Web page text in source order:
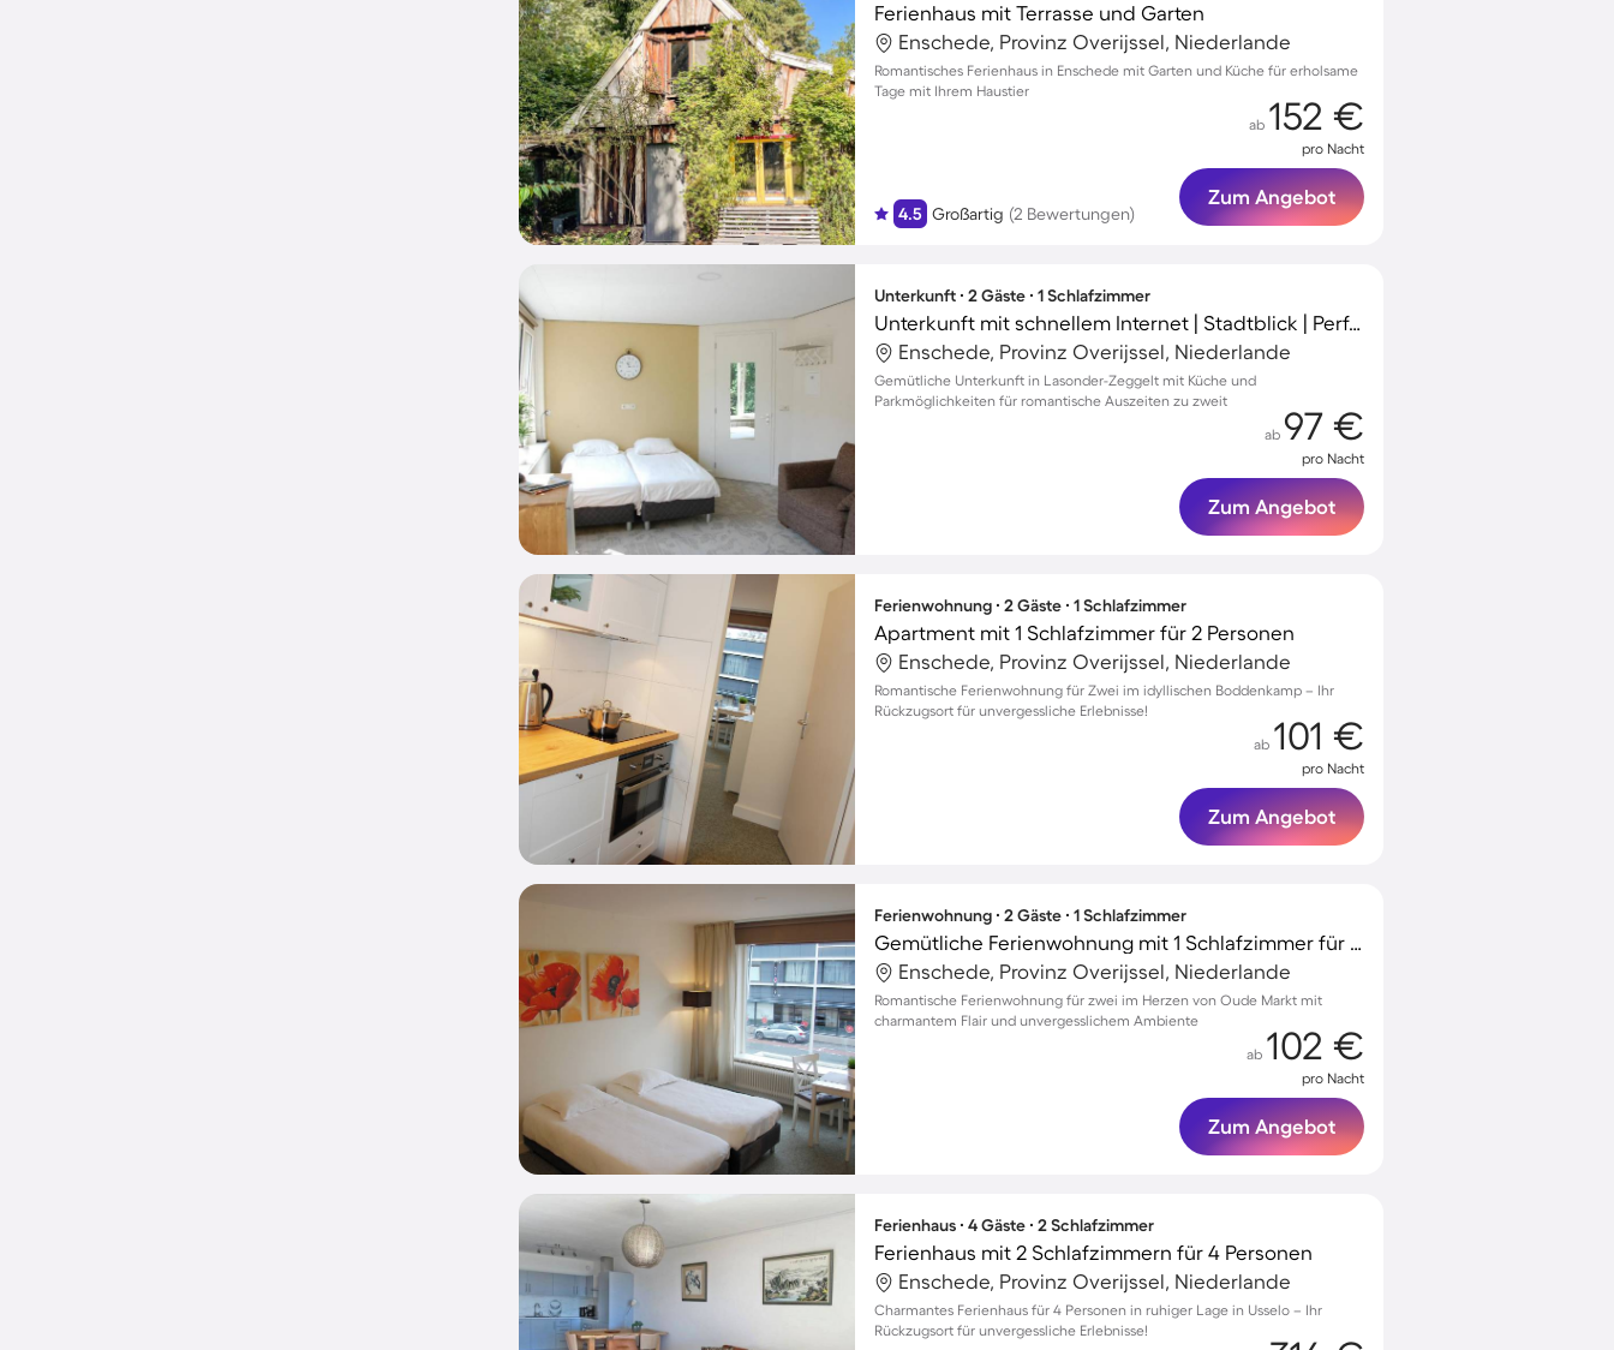
Ferienhaus mit Terrasse und Garten
Enschede, Provinz Overijssel, Niederlande
Romantisches Ferienhaus in Enschede mit Garten und Küche für erholsame
Tage mit Ihrem Haustier
4.5 Großartig (2 Bewertungen)
ab 152 €
pro Nacht
Zum Angebot
Unterkunft ∙ 2 Gäste ∙ 1 Schlafzimmer
Unterkunft mit schnellem Internet | Stadtblick | Perfekt für die Arbeit von Zuhause
Enschede, Provinz Overijssel, Niederlande
Gemütliche Unterkunft in Lasonder-Zeggelt mit Küche und
Parkmöglichkeiten für romantische Auszeiten zu zweit
ab 97 €
pro Nacht
Zum Angebot
Ferienwohnung ∙ 2 Gäste ∙ 1 Schlafzimmer
Apartment mit 1 Schlafzimmer für 2 Personen
Enschede, Provinz Overijssel, Niederlande
Romantische Ferienwohnung für Zwei im idyllischen Boddenkamp – Ihr
Rückzugsort für unvergessliche Erlebnisse!
ab 101 €
pro Nacht
Zum Angebot
Ferienwohnung ∙ 2 Gäste ∙ 1 Schlafzimmer
Gemütliche Ferienwohnung mit 1 Schlafzimmer für 2 Personen
Enschede, Provinz Overijssel, Niederlande
Romantische Ferienwohnung für zwei im Herzen von Oude Markt mit
charmantem Flair und unvergesslichem Ambiente
ab 102 €
pro Nacht
Zum Angebot
Ferienhaus ∙ 4 Gäste ∙ 2 Schlafzimmer
Ferienhaus mit 2 Schlafzimmern für 4 Personen
Enschede, Provinz Overijssel, Niederlande
Charmantes Ferienhaus für 4 Personen in ruhiger Lage in Usselo – Ihr
Rückzugsort für unvergessliche Erlebnisse!